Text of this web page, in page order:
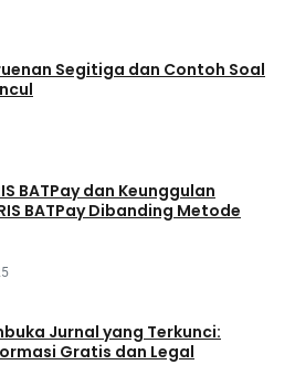
Segitiga dan Contoh Soal
BATPay dan Keunggulan
BATPay Dibanding Metode
Jurnal yang Terkunci:
Gratis dan Legal